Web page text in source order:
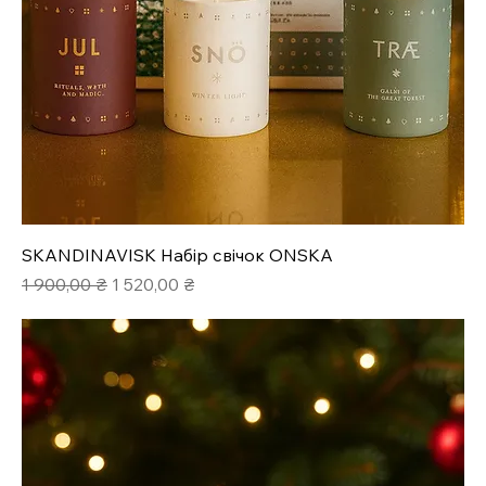
SKANDINAVISK Набір свічок ONSKA
Звичайна ціна
1 900,00 ₴ За розпродажем
1 520,00 ₴